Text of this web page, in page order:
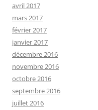
avril 2017
mars 2017
février 2017
janvier 2017
décembre 2016
novembre 2016
octobre 2016
septembre 2016
juillet 2016